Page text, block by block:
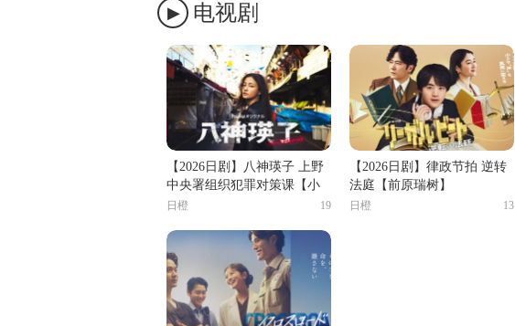
电视剧
【2026日剧】八神瑛子 上野
中央署组织犯罪对策课【小
岛健】
19
日橙
【2026日剧】律政节拍 逆转
法庭【前原瑞树】
13
日橙